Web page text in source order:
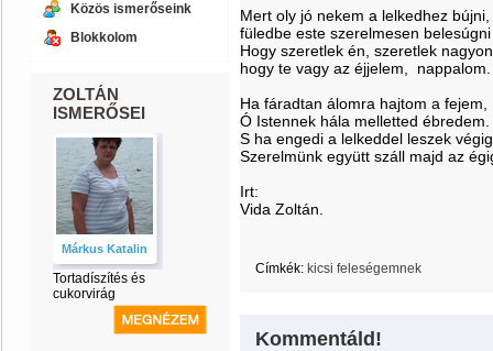
Közös ismerőseink
Blokkolom
ZOLTÁN
ISMERŐSEI
Márkus Katalin
Tortadíszítés és
cukorvirág
Mert oly jó nekem a lelkedhez bújni,
füledbe este szerelmesen belesúgni
Hogy szeretlek én, szeretlek nagyon
hogy te vagy az éjjelem, nappalom.
Ha fáradtan álomra hajtom a fejem,
Ó Istennek hála melletted ébredem.
S ha engedi a lelkeddel leszek
Szerelmünk együtt száll majd az
Irt:
Vida Zoltán.
Címkék: kicsi feleségemnek
Kommentáld!